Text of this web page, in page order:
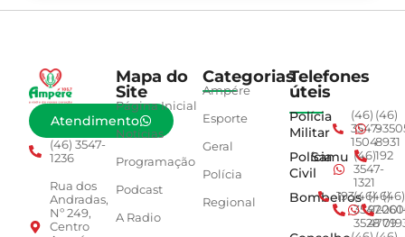
Atendimento
(46) 3547-
1236
Rua dos
Andradas,
Nº 249,
Centro
Mapa do
Site
Página Inicial
Notícias
Programação
Podcast
A Radio
Categorias
Ampére
Esporte
Geral
Polícia
Regional
Telefones
úteis
Polícia
Militar
(46)
3547-
1504
(46)
8931
Polícia
Civil
Samu (46)
3547-
1321
192
Bombeiros
193(46)
3547-
3528
(46)
4779
(46)